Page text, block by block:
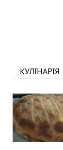
КУЛІНАРІЯ